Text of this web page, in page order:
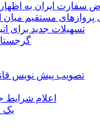
سفارت ایران به
پروازهای مستقیم
تسهیلات جدید برای
تصویب پیش نویس
اعلام
یک